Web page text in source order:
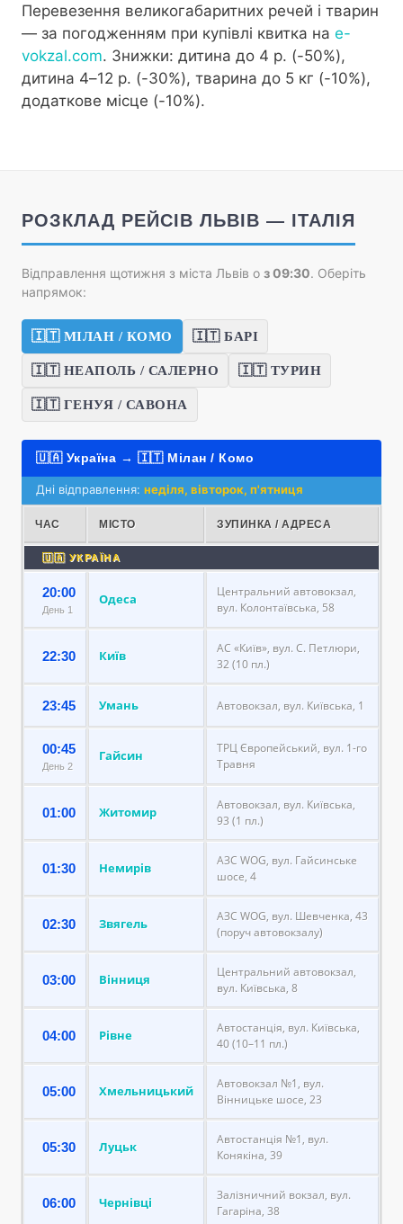
Перевезення великогабаритних речей і тварин
— за погодженням при купівлі квитка на e-
vokzal.com. Знижки: дитина до 4 р. (-50%),
дитина 4–12 р. (-30%), тварина до 5 кг (-10%),
додаткове місце (-10%).
РОЗКЛАД РЕЙСІВ ЛЬВІВ — ІТАЛІЯ
Відправлення щотижня з міста Львів о з 09:30. Оберіть
напрямок:
🇮🇹 МІЛАН / КОМО 🇮🇹 БАРІ
🇮🇹 НЕАПОЛЬ / САЛЕРНО 🇮🇹 ТУРИН
🇮🇹 ГЕНУЯ / САВОНА
🇺🇦 Україна → 🇮🇹 Мілан / Комо
Дні відправлення: неділя, вівторок, п'ятниця
ЧАС МІСТО ЗУПИНКА / АДРЕСА
🇺🇦 УКРАЇНА
20:00
День 1
Одеса
Центральний автовокзал,
вул. Колонтаївська, 58
22:30 Київ
АС «Київ», вул. С. Петлюри,
32 (10 пл.)
23:45 Умань Автовокзал, вул. Київська, 1
00:45
День 2
Гайсин
ТРЦ Європейський, вул. 1-го
Травня
01:00 Житомир
Автовокзал, вул. Київська,
93 (1 пл.)
01:30 Немирів
АЗС WOG, вул. Гайсинське
шосе, 4
02:30 Звягель
АЗС WOG, вул. Шевченка, 43
(поруч автовокзалу)
03:00 Вінниця
Центральний автовокзал,
вул. Київська, 8
04:00 Рівне
Автостанція, вул. Київська,
40 (10–11 пл.)
05:00 Хмельницький
Автовокзал №1, вул.
Вінницьке шосе, 23
05:30 Луцьк
Автостанція №1, вул.
Конякіна, 39
06:00 Чернівці
Залізничний вокзал, вул.
Гагаріна, 38